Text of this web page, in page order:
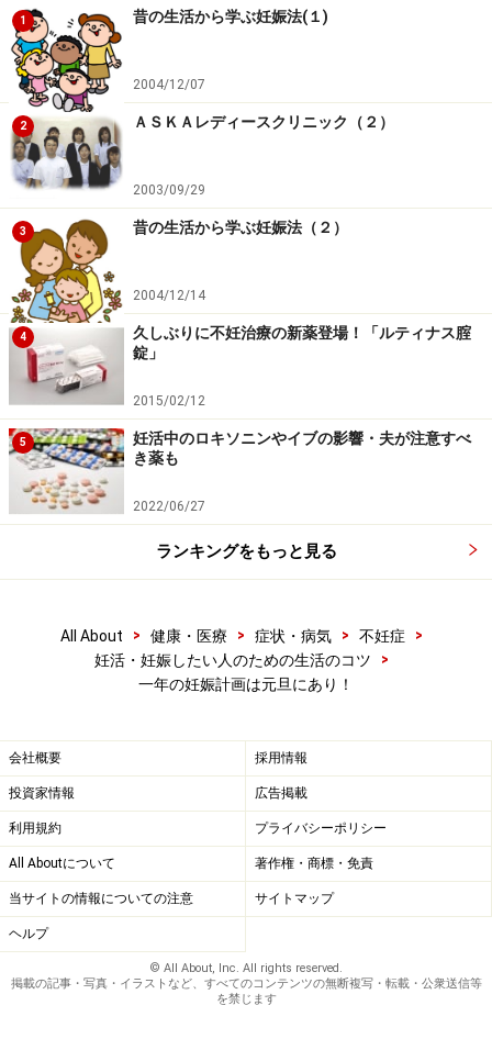
レンジをしてみたいと希望を書いておく必要がありま
す。
また、治療をストップするにしてもどの時点でストップ
するのか？ 自分の中での範囲を決めておくことは非常に
大事です。その計画をパートナーに見せて。お互いに意
見を交換し、同意を得ることも大事ではないかと思いま
す。
また、夫婦で作った妊娠計画表を主治医に見せて、出来
るだけ協力してもらえるように話をすることも大事で
す。自分の希望をそのような形で努力と共に表示するの
はドクターにとっても嬉しいことですし、逆にドクター
としてもより頑張ろうという気持ちが生まれてくること
だと思います。
以上が計画してほしいことですが、逆に新年だからとい
って計画してはいけないこともあります。
致します。
※記事内容は執筆時点のものです。最新の内容をご確認くださ
断・治療行為ではありません。診断・治療を必要とする方は、適
切な医療機関での受診をおすすめいたします。記事内容は執筆者
個人の見解によるものであり、全ての方への有効性を保証するも
のではありません。当サイトで提供する情報に基づいて被ったい
かなる損害についても、当社、各ガイド、その他当社と契約した
情報提供者は一切の責任を負いかねます。
免責事項
1/
1 昔の生活から学ぶ妊娠法(１)
2004/12/07
2 ＡＳＫＡレディースクリニック（２）
2003/09/29
3 昔の生活から学ぶ妊娠法（２）
2004/12/14
4
久しぶりに不妊治療の新薬登場！「ルティナス腟
錠」
2015/02/12
5
妊活中のロキソニンやイブの影響・夫が注意すべ
き薬も
2022/06/27
ランキングをもっと見る
All About > 健康・医療 > 症状・病気 > 不妊症
>
妊活・妊娠したい人のための生活のコツ
>
一年の妊娠計画は元旦にあり！
会社概要 採用情報
投資家情報 広告掲載
利用規約 プライバシーポリシー
All Aboutについて 著作権・商標・免責
当サイトの情報についての注意 サイトマップ
ヘルプ
© All About, Inc. All rights reserved.
掲載の記事・写真・イラストなど、すべてのコンテンツの無断複写・転載・公衆送信等
を禁じます